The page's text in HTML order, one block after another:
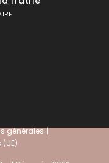
générales